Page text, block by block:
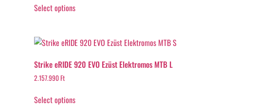
Select options
Strike eRIDE 920 EVO Ezüst Elektromos MTB L
2.157.990Ft
Select options